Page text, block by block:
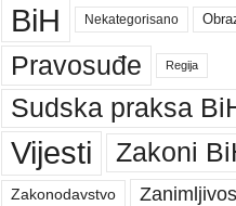
BiH Nekategorisano
Pravosuđe Regija
Sudska praksa
Vijesti Zakoni
Zakonodavstvo